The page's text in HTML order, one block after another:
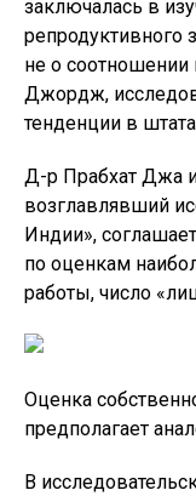
соавторстве с
ухудшилась:
увеличилось с
миллиона в
мужского пола
географические
женщина из
рассказала, что
аборт, чтобы
сына. Ей сделали
стероидных
жалобу в
Карнатака на
из-за осложнений
принудительного